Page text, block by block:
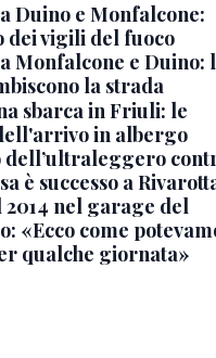
Duino e Monfalcone:
dei vigili del fuoco
Monfalcone e Duino:
la strada
sbarca in Friuli: le
in albergo
dell’ultraleggero
è successo a
nel garage del
«Ecco come
qualche giornata»